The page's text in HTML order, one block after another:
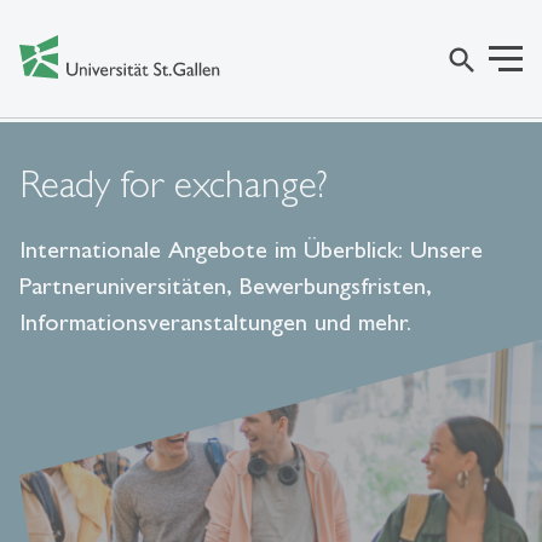
search
Ready for exchange?
Internationale Angebote im Überblick: Unsere
Partneruniversitäten, Bewerbungsfristen,
Informationsveranstaltungen und mehr.